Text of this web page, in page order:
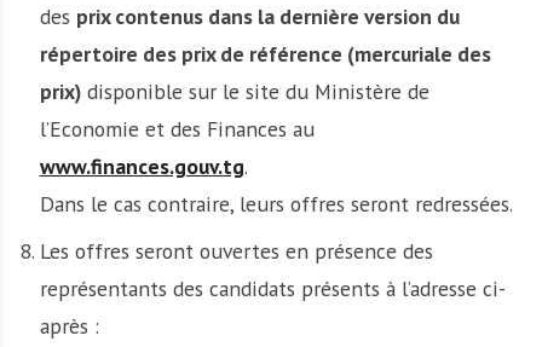
des prix contenus dans la dernière version du
répertoire des prix de référence (mercuriale des
prix)disponible sur le site du Ministère de
l’Economie et des Finances au
www.finances.gouv.tg.
Dans le cas contraire, leurs offres seront redressées.
Les offres seront ouvertes en présence des
représentants des candidats présents à l’adresse ci-
après :